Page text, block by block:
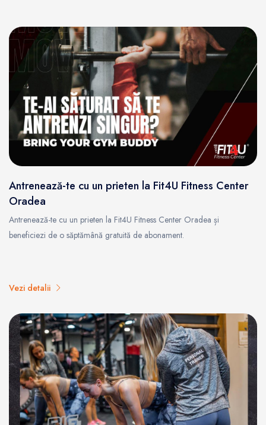
Antrenează-te cu un prieten la Fit4U Fitness Center
Oradea
Antrenează-te cu un prieten la Fit4U Fitness Center Oradea și
beneficiezi de o săptămână gratuită de abonament.
Vezi detalii